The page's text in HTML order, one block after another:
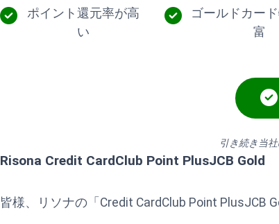
ポイント還元率が高
い
ゴールドカー
富
引き続き当
Risona Credit CardClub Point PlusJCB Gold
皆様、リソナの「Credit CardClub Point PlusJCB